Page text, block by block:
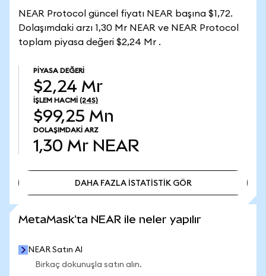
NEAR Protocol güncel fiyatı NEAR başına $1,72.
Dolaşımdaki arzı 1,30 Mr NEAR ve NEAR Protocol
toplam piyasa değeri $2,24 Mr .
PIYASA DEĞERI
$2,24 Mr
İŞLEM HACMI (24S)
$99,25 Mn
DOLAŞIMDAKI ARZ
1,30 Mr NEAR
DAHA FAZLA İSTATİSTİK GÖR
MetaMask'ta NEAR ile neler yapılır
NEAR Satın Al
Birkaç dokunuşla satın alın.